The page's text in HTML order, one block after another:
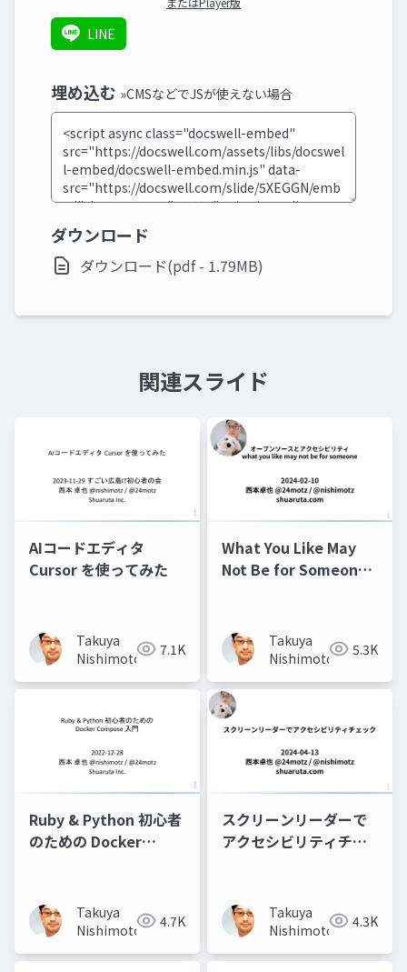
LINE
埋め込む »CMSなどでJSが使えない場合
ダウンロード
ダウンロード(pdf - 1.79MB)
関連スライド
AIコードエディタ
Cursor を使ってみた
Takuya
Nishimoto
7.1K
What You Like May
Not Be for Someone
Takuya
Nishimoto
5.3K
Ruby & Python 初心者
のための Docker
Takuya
Nishimoto
4.7K
スクリーンリーダーで
アクセシビリティチェ
Takuya
Nishimoto
4.3K